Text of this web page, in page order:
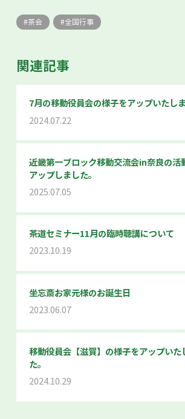
茶会 全国行事
関連記事
7月の移動役員会の様子をアップいたしま
2024.07.22
近畿第一ブロック移動交流会in奈良の活
アップしました。
2025.07.05
茶道セミナー11月の臨時聴講について
2023.10.19
坐忘斎お家元様のお誕生日
2023.06.07
移動役員会【滋賀】の様子をアップいた
た。
2024.10.29